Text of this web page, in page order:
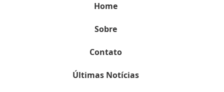
Home
Sobre
Contato
Últimas Notícias